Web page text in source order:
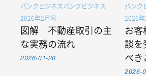
バンクビジネスバンクビジネス
2026年2月号
図解 不動産取引の主
な実務の流れ
2026-01-20
バンク
2026年
お客
談を
べき
2026-